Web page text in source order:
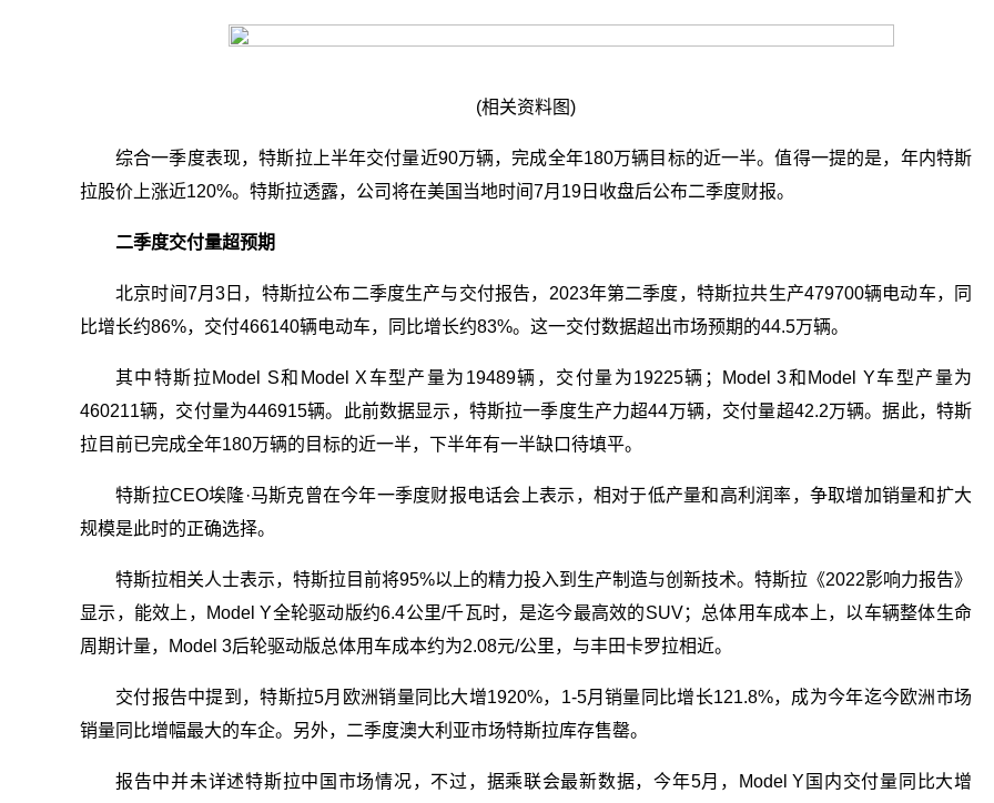
(相关资料图)
综合一季度表现，特斯拉上半年交付量近90万辆，完成全年180万辆目标的近一半。值得一提的是，年内特斯
拉股价上涨近120%。特斯拉透露，公司将在美国当地时间7月19日收盘后公布二季度财报。
二季度交付量超预期
北京时间7月3日，特斯拉公布二季度生产与交付报告，2023年第二季度，特斯拉共生产479700辆电动车，同
比增长约86%，交付466140辆电动车，同比增长约83%。这一交付数据超出市场预期的44.5万辆。
其中特斯拉Model S和Model X车型产量为19489辆，交付量为19225辆；Model 3和Model Y车型产量为
460211辆，交付量为446915辆。此前数据显示，特斯拉一季度生产力超44万辆，交付量超42.2万辆。据此，特斯
拉目前已完成全年180万辆的目标的近一半，下半年有一半缺口待填平。
特斯拉CEO埃隆·马斯克曾在今年一季度财报电话会上表示，相对于低产量和高利润率，争取增加销量和扩大
规模是此时的正确选择。
特斯拉相关人士表示，特斯拉目前将95%以上的精力投入到生产制造与创新技术。特斯拉《2022影响力报告》
显示，能效上，Model Y全轮驱动版约6.4公里/千瓦时，是迄今最高效的SUV；总体用车成本上，以车辆整体生命
周期计量，Model 3后轮驱动版总体用车成本约为2.08元/公里，与丰田卡罗拉相近。
交付报告中提到，特斯拉5月欧洲销量同比大增1920%，1-5月销量同比增长121.8%，成为今年迄今欧洲市场
销量同比增幅最大的车企。另外，二季度澳大利亚市场特斯拉库存售罄。
报告中并未详述特斯拉中国市场情况，不过，据乘联会最新数据，今年5月，Model Y国内交付量同比大增